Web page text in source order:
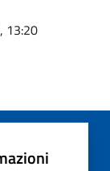
13:20